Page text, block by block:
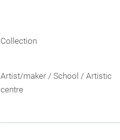
Collection
Artist/maker / School / Artistic
centre